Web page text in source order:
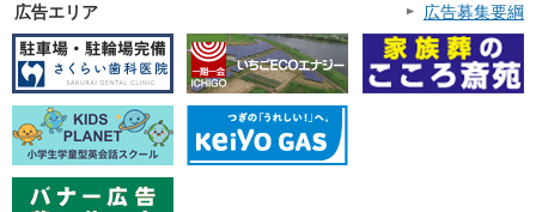
広告エリア 広告募集要綱